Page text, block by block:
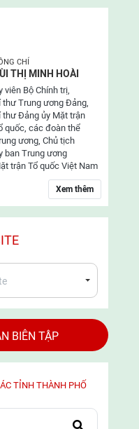
CHÍ
THỊ MINH HOÀI
viên Bộ Chính trị,
thư Trung ương Đảng,
thư Đảng ủy Mặt trận
quốc, các đoàn thể
ương, Chủ tịch
ban Trung ương
trận Tổ quốc Việt Nam
Xem thêm
BIÊN TẬP
TỈNH THÀNH PHỐ